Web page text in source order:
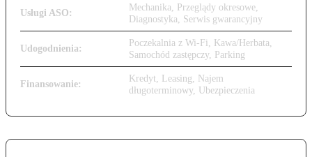
Usługi ASO:
Mechanika, Przeglądy okresowe,
Diagnostyka, Serwis gwarancyjny
Udogodnienia:
Poczekalnia z Wi-Fi, Kawa/Herbata,
Samochód zastępczy, Parking
Finansowanie:
Kredyt, Leasing, Najem
długoterminowy, Ubezpieczenia